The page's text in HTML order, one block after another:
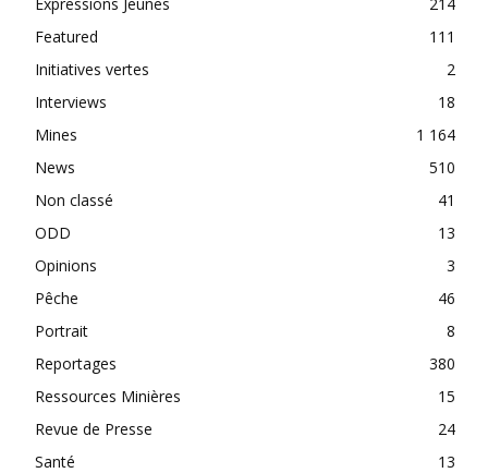
Featured
111
Initiatives vertes
2
Interviews
18
Mines
1 164
News
510
Non classé
41
ODD
13
Opinions
3
Pêche
46
Portrait
8
Reportages
380
Ressources Minières
15
Revue de Presse
24
Santé
13